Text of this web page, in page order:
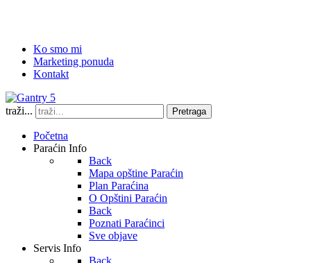
Ko smo mi
Marketing ponuda
Kontakt
traži... Pretraga
Početna
Paraćin Info
Back
Mapa opštine Paraćin
Plan Paraćina
O Opštini Paraćin
Back
Poznati Paraćinci
Sve objave
Servis Info
Back